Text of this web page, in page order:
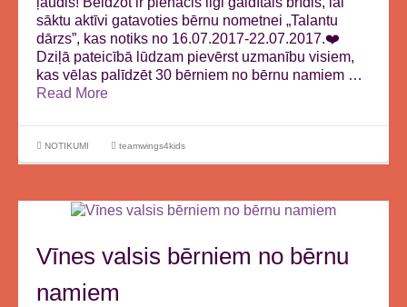
sāktu aktīvi gatavoties bērnu nometnei „Talantu
dārzs”, kas notiks no 16.07.2017-22.07.2017.❤️
Dziļā pateicībā lūdzam pievērst uzmanību visiem,
kas vēlas palīdzēt 30 bērniem no bērnu namiem …
Read More
NOTIKUMI teamwings4kids
Vīnes valsis bērniem no bērnu
namiem